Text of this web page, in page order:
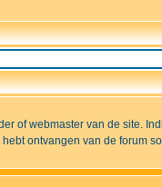
of webmaster van de site.
ontvangen van de forum